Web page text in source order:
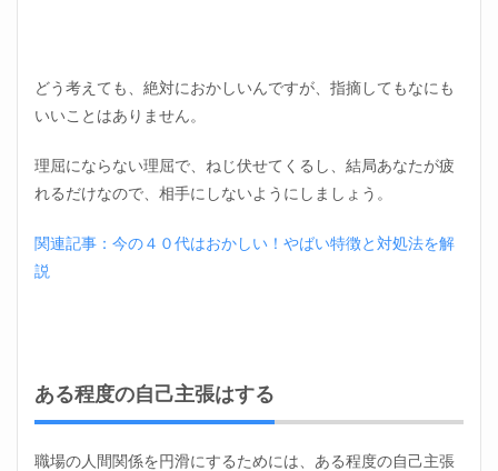
どう考えても、絶対におかしいんですが、指摘してもなにも
いいことはありません。
理屈にならない理屈で、ねじ伏せてくるし、結局あなたが疲
れるだけなので、相手にしないようにしましょう。
関連記事：今の４０代はおかしい！やばい特徴と対処法を解
説
ある程度の自己主張はする
職場の人間関係を円滑にするためには、ある程度の自己主張